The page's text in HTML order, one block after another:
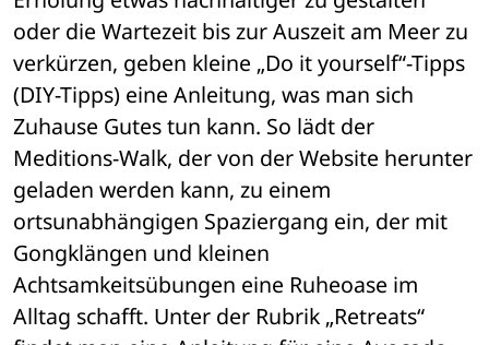
oder die Wartezeit bis zur Auszeit am Meer zu
verkürzen, geben kleine „Do it yourself“-Tipps
(DIY-Tipps) eine Anleitung, was man sich
Zuhause Gutes tun kann. So lädt der
Meditions-Walk, der von der Website herunter
geladen werden kann, zu einem
ortsunabhängigen Spaziergang ein, der mit
Gongklängen und kleinen
Achtsamkeitsübungen eine Ruheoase im
Alltag schafft. Unter der Rubrik „Retreats“